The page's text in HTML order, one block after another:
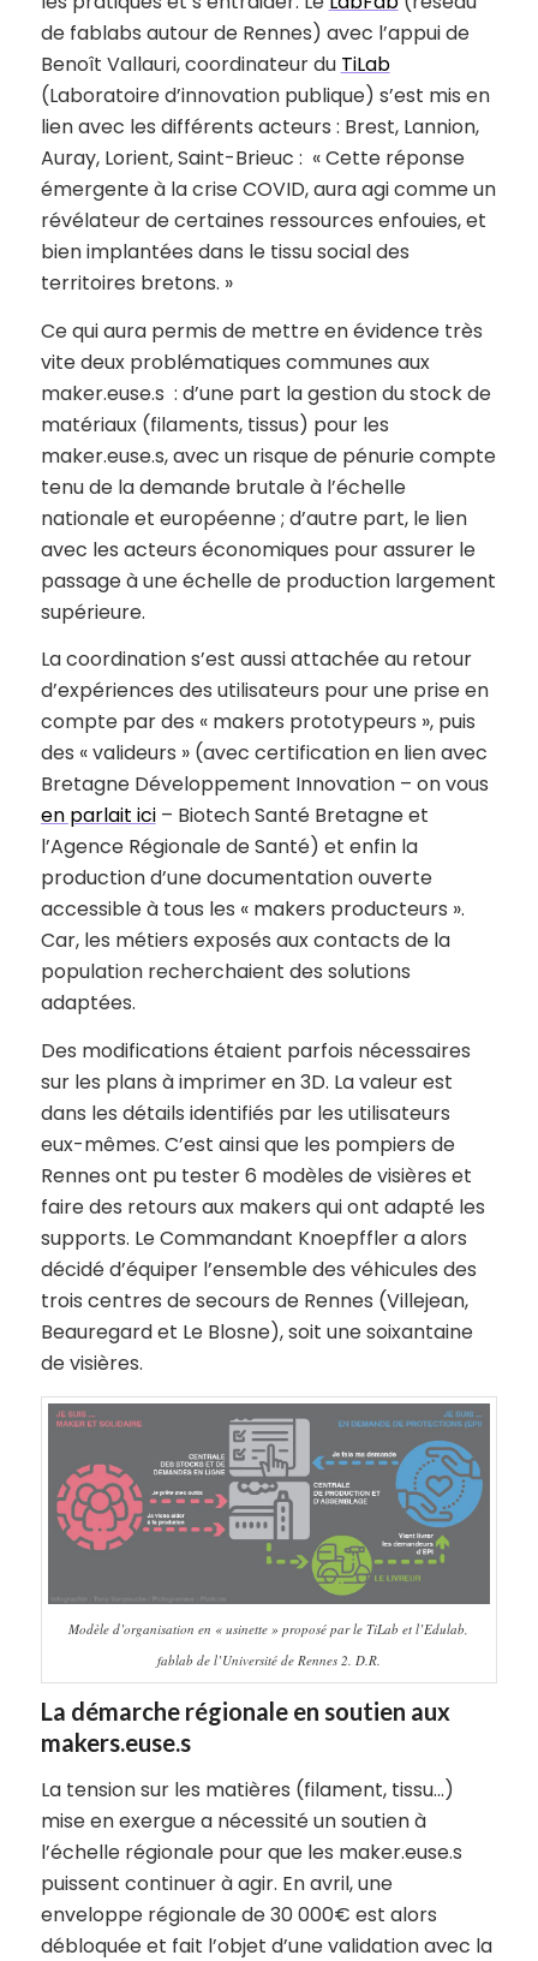
de fablabs autour de Rennes) avec l’appui de
Benoît Vallauri, coordinateur du TiLab
(Laboratoire d’innovation publique) s’est mis en
lien avec les différents acteurs : Brest, Lannion,
Auray, Lorient, Saint-Brieuc : « Cette réponse
émergente à la crise COVID, aura agi comme un
révélateur de certaines ressources enfouies, et
bien implantées dans le tissu social des
territoires bretons. »
Ce qui aura permis de mettre en évidence très
vite deux problématiques communes aux
maker.euse.s : d’une part la gestion du stock de
matériaux (filaments, tissus) pour les
maker.euse.s, avec un risque de pénurie compte
tenu de la demande brutale à l’échelle
nationale et européenne ; d’autre part, le lien
avec les acteurs économiques pour assurer le
passage à une échelle de production largement
supérieure.
La coordination s’est aussi attachée au retour
d’expériences des utilisateurs pour une prise en
compte par des « makers prototypeurs », puis
des « valideurs » (avec certification en lien avec
Bretagne Développement Innovation – on vous
en parlait ici– Biotech Santé Bretagne et
l’Agence Régionale de Santé) et enfin la
production d’une documentation ouverte
accessible à tous les « makers producteurs ».
Car, les métiers exposés aux contacts de la
population recherchaient des solutions
adaptées.
Des modifications étaient parfois nécessaires
sur les plans à imprimer en 3D. La valeur est
dans les détails identifiés par les utilisateurs
eux-mêmes. C’est ainsi que les pompiers de
Rennes ont pu tester 6 modèles de visières et
faire des retours aux makers qui ont adapté les
supports. Le Commandant Knoepffler a alors
décidé d’équiper l’ensemble des véhicules des
trois centres de secours de Rennes (Villejean,
Beauregard et Le Blosne), soit une soixantaine
de visières.
Modèle d’organisation en « usinette » proposé par le TiLab et l’Edulab,
fablab de l’Université de Rennes 2. D.R.
La démarche régionale en soutien aux
makers.euse.s
La tension sur les matières (filament, tissu…)
mise en exergue a nécessité un soutien à
l’échelle régionale pour que les maker.euse.s
puissent continuer à agir. En avril, une
enveloppe régionale de 30 000€ est alors
débloquée et fait l’objet d’une validation avec la